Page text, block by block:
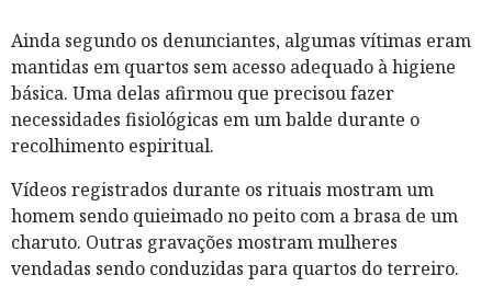
Ainda segundo os denunciantes, algumas vítimas eram
mantidas em quartos sem acesso adequado à higiene
básica. Uma delas afirmou que precisou fazer
necessidades fisiológicas em um balde durante o
recolhimento espiritual.
Vídeos registrados durante os rituais mostram um
homem sendo quieimado no peito com a brasa de um
charuto. Outras gravações mostram mulheres
vendadas sendo conduzidas para quartos do terreiro.